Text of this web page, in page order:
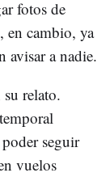
fotos de
en cambio, ya
avisar a nadie.
relato.
seguir
vuelos